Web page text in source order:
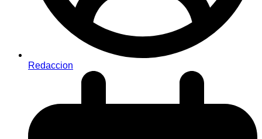
Redaccion